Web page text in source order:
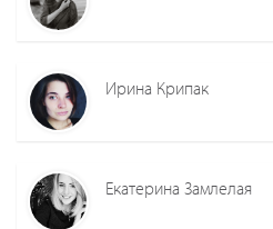
Ирина Крипак
Екатерина Замлелая